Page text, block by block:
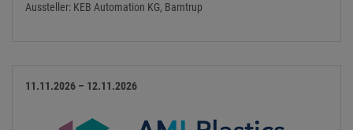
Aussteller: KEB Automation KG, Barntrup
11.11.2026 – 12.11.2026